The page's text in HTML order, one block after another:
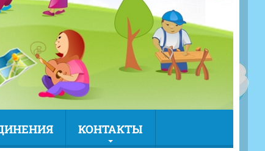
КОНТАКТЫ